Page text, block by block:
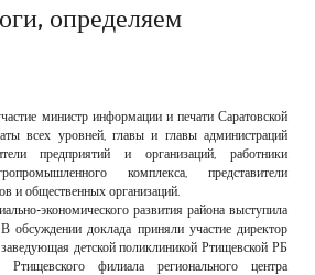
определяем
министр информации и печати Саратовской
всех уровней, главы и главы администраций
предприятий и организаций, работники
комплекса, представители
и общественных организаций.
экономического развития района выступила
доклада приняли участие директор
детской поликлиникой Ртищевской РБ
филиала регионального центра